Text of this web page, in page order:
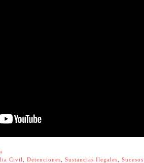
Civil Detenciones Sustancias Ilegales Sucesos